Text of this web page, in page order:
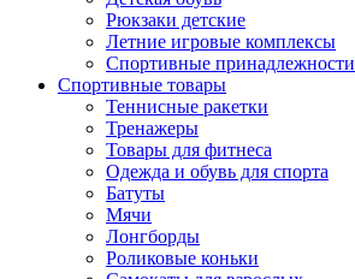
Рюкзаки детские
Летние игровые комплексы
Спортивные принадлежности
Спортивные товары
Теннисные ракетки
Тренажеры
Товары для фитнеса
Одежда и обувь для спорта
Батуты
Мячи
Лонгборды
Роликовые коньки